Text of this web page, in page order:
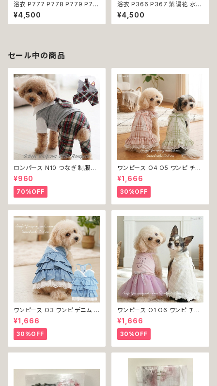
浴衣 P777 P778 P779 P78
0 和装 マリン ドッグ ウェア ドッ
グウエア 犬 猫 ペット 服 犬服
小型犬 子犬 仔犬 夏 男の子 送
¥4,500
浴衣 P366 P367 紫陽花 水風
船 金魚 白 ピンク 青 鈴 花 つま
み細工 ドッグ ウェア ドッグウエ
ア 犬 猫 ペット 服 犬服 猫服 和
¥4,500
セール中の商品
ロンパース N10 つなぎ 制服風
チェック柄 グレー 灰色 コスチュ
ーム コスプレ ドッグウェア dog
犬 猫 ペット 服 犬服 洋服 オシ
ャレ かわいい 小型犬 返品交換
不可
¥960
70%OFF
ワンピース O4 O5 ワンピ チェ
ック プリーツ レース 女の子 犬
犬服 小型 猫 服 洋服 ペット do
g ドッグウェア おしゃれ かわい
い 返品交換不可
¥1,666
30%OFF
ワンピース O3 ワンピ デニム プ
リーツ レース 女の子 犬 犬服
小型 猫 服 洋服 ペット dog ド
ッグウェア おしゃれ かわいい 返
品交換不可
¥1,666
30%OFF
ワンピース O1 O6 ワンピ チュ
ール レース 花 フラワー 女の子
犬 犬服 小型 猫 服 洋服 ペット
dog ドッグウェア おしゃれ かわ
いい 返品交換不可
¥1,666
30%OFF